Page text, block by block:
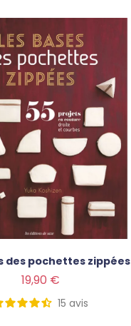
des pochettes zippées
19,90 €
15 avis